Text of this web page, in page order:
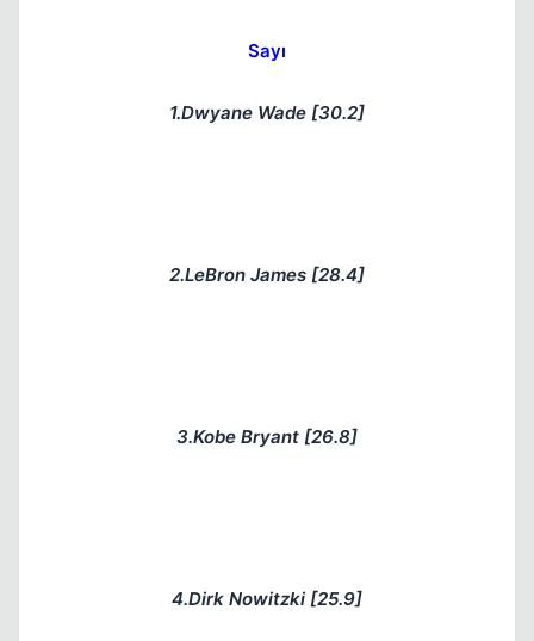
Sayı
1.Dwyane Wade [30.2]
2.LeBron James [28.4]
3.Kobe Bryant [26.8]
4.Dirk Nowitzki [25.9]